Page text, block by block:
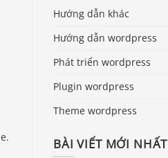
Hướng dẫn khác
Hướng dẫn wordpress
Phát triển wordpress
Plugin wordpress
Theme wordpress
BÀI VIẾT MỚI NHẤT